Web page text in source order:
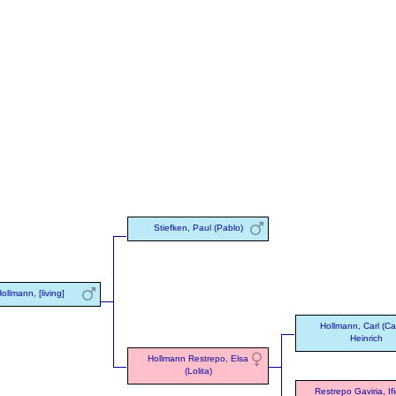
[living]
Stiefken, Paul (Pablo)
Hollmann Restrepo, Elsa
(Lolita)
Hollmann, Carl
Heinrich
Restrepo Gaviria,